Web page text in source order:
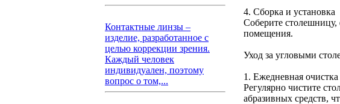
Контактные линзы –
изделие, разработанное с
целью коррекции зрения.
Каждый человек
индивидуален, поэтому
вопрос о том,...
4. Сборка и установка
Соберите столешницу,
помещения.
Уход за угловыми
1. Ежедневная очистка
Регулярно чистите
абразивных средств,